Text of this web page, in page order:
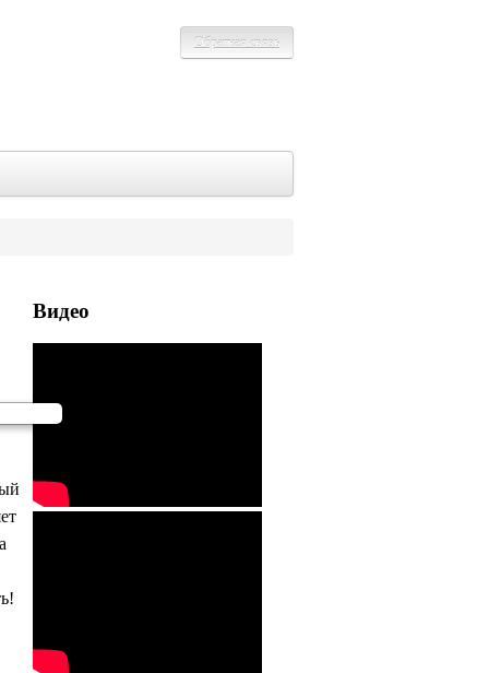
Обратная связь
Видео